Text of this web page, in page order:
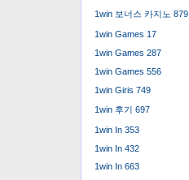
1win 보너스 카지노 879
1win Games 17
1win Games 287
1win Games 556
1win Giris 749
1win 후기 697
1win In 353
1win In 432
1win In 663